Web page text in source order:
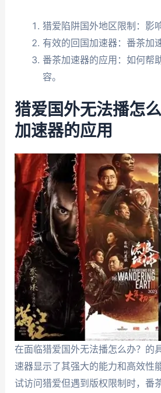
猎爱陷阱国外地区限制：影
有效的回国加速器：番茶加
番茶加速器的应用：如何帮
容。
猎爱国外无法播怎
加速器的应用
在面临猎爱国外无法播怎么办？的
速器显示了其强大的能力和高效性
试访问猎爱但遇到版权限制时，番